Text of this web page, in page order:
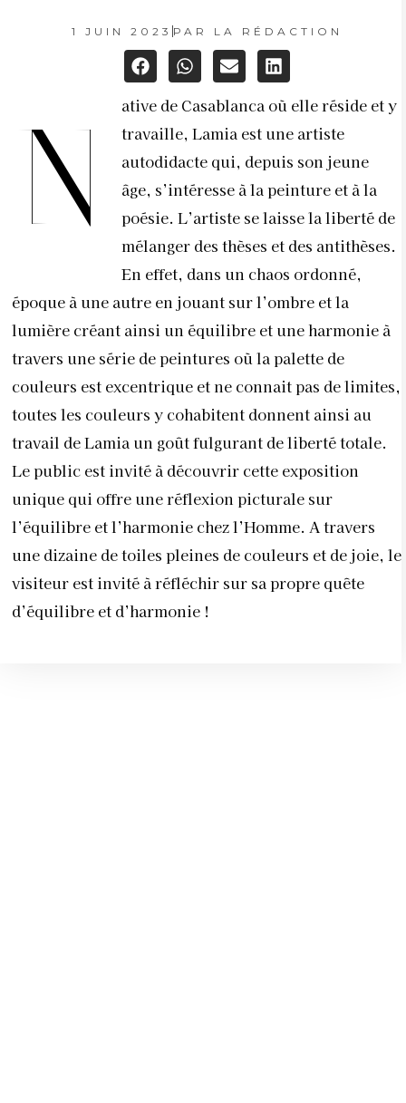
1 JUIN 2023 PAR LA RÉDACTION
N
ative de Casablanca où elle réside et y
travaille, Lamia est une artiste
autodidacte qui, depuis son jeune
âge, s’intéresse à la peinture et à la
poésie. L’artiste se laisse la liberté de
mélanger des thèses et des antithèses.
En effet, dans un chaos ordonné,
époque à une autre en jouant sur l’ombre et la
lumière créant ainsi un équilibre et une harmonie à
travers une série de peintures où la palette de
couleurs est excentrique et ne connait pas de limites,
toutes les couleurs y cohabitent donnent ainsi au
travail de Lamia un goût fulgurant de liberté totale.
Le public est invité à découvrir cette exposition
unique qui offre une réflexion picturale sur
l’équilibre et l’harmonie chez l’Homme. A travers
une dizaine de toiles pleines de couleurs et de joie, le
visiteur est invité à réfléchir sur sa propre quête
d’équilibre et d’harmonie !